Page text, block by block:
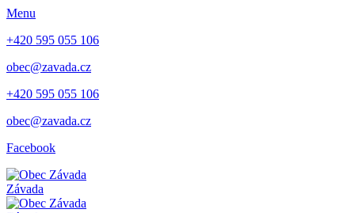
Menu
+420 595 055 106
obec@zavada.cz
+420 595 055 106
obec@zavada.cz
Facebook
Závada